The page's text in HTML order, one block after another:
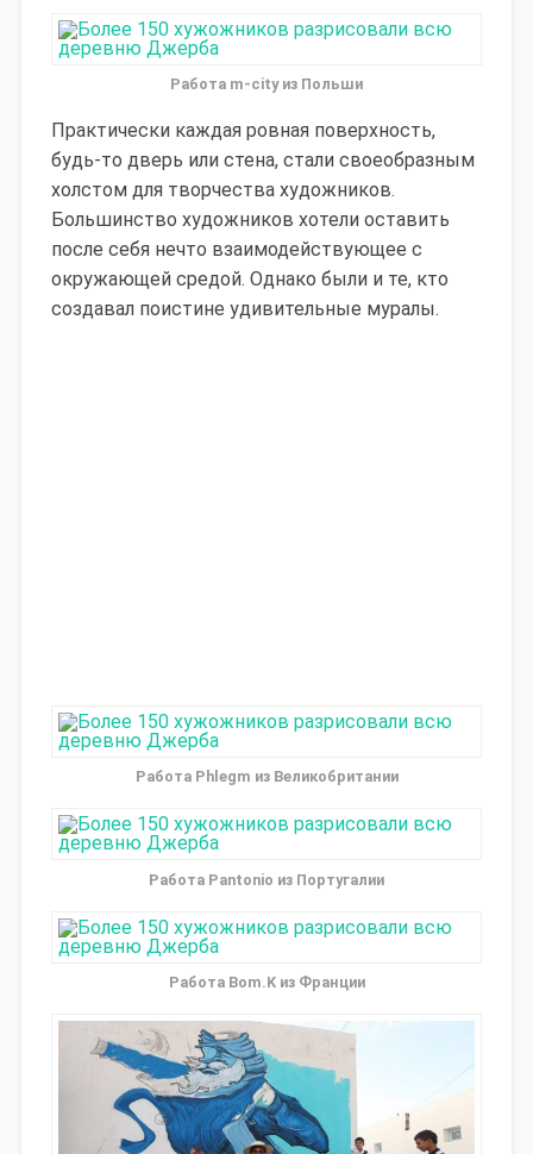
Работа m-city из Польши
Практически каждая ровная поверхность,
будь-то дверь или стена, стали своеобразным
холстом для творчества художников.
Большинство художников хотели оставить
после себя нечто взаимодействующее с
окружающей средой. Однако были и те, кто
создавал поистине удивительные муралы.
Работа Phlegm из Великобритании
Работа Pantonio из Португалии
Работа Bom.K из Франции